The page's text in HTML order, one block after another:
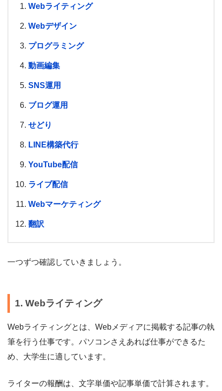
Webライティング
Webデザイン
プログラミング
動画編集
SNS運用
ブログ運用
せどり
LINE構築代行
YouTube配信
ライブ配信
Webマーケティング
翻訳
一つずつ確認していきましょう。
1. Webライティング
Webライティングとは、Webメディアに掲載する記事の執
筆を行う仕事です。パソコンさえあれば仕事ができるた
め、大学生に適しています。
ライターの報酬は、文字単価や記事単価で計算されます。